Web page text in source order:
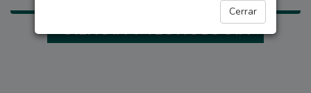
Cerrar
CIENCIA Y TECNOLOGÍA